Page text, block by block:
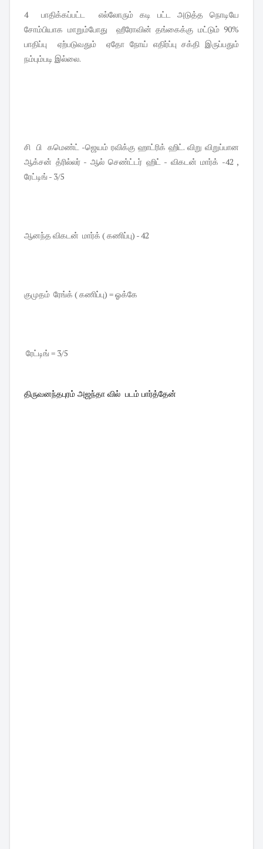
4 பாதிக்கப்பட்ட எல்லோரும் கடி பட்ட அடுத்த நொடியே
சோம்பியாக மாறும்போது ஹீரோவின் தங்கைக்கு மட்டும் 90%
பாதிப்பு ஏற்படுவதும் ஏதோ நோய் எதிர்ப்பு சக்தி இருப்பதும்
நம்பும்படி இல்லை.
சி பி கமெண்ட் -ஜெயம் ரவிக்கு ஹாட்ரிக் ஹிட். விறு விறுப்பான
ஆக்சன் த்ரில்லர் - ஆல் செண்ட்டர் ஹிட் - விகடன் மார்க் -42 ,
ரேட்டிங் - 3/5
ஆனந்த விகடன் மார்க் ( கணிப்பு) - 42
குமுதம் ரேங்க் ( கணிப்பு) = ஓக்கே
ரேட்டிங் = 3/5
திருவனந்தபுரம் அஜந்தா வில் படம் பார்த்தேன்